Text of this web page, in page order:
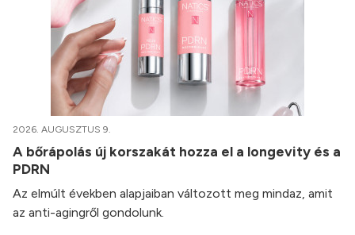
2026. AUGUSZTUS 9.
A bőrápolás új korszakát hozza el a longevity és a
PDRN
Az elmúlt években alapjaiban változott meg mindaz, amit
az anti-agingről gondolunk.